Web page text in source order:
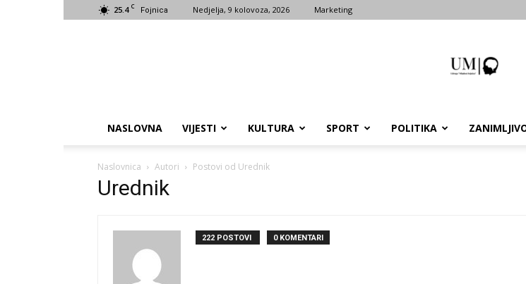
25.4 C Fojnica Nedjelja, 9 kolovoza, 2026 Marketing
NASLOVNA VIJESTI KULTURA SPORT POLITIKA
Naslovnica Autori Postovi od Urednik
Urednik
222 POSTOVI 0 KOMENTARI